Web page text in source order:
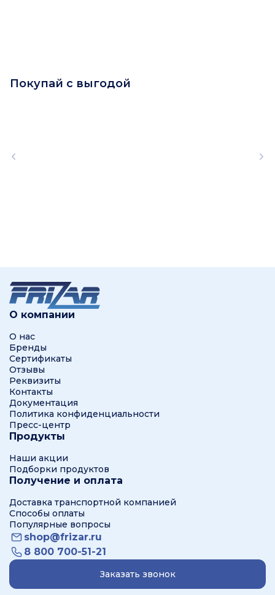
Покупай с выгодой
О компании
О нас
Бренды
Сертификаты
Отзывы
Реквизиты
Контакты
Документация
Политика конфиденциальности
Пресс-центр
Продукты
Наши акции
Подборки продуктов
Получение и оплата
Доставка транспортной компанией
Способы оплаты
Популярные вопросы
shop@frizar.ru
8 800 700-51-21
Заказать звонок